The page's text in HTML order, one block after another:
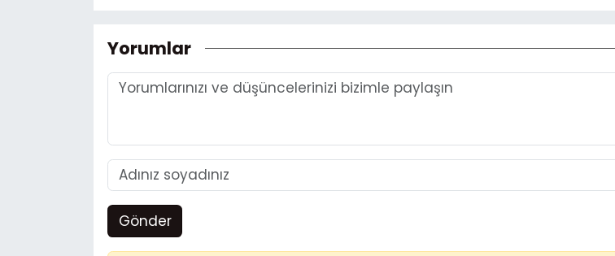
Yorumlar
Gönder